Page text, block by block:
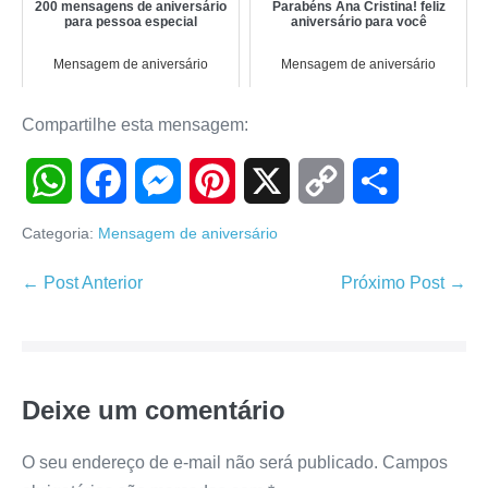
200 mensagens de aniversário
para pessoa especial
Mensagem de aniversário
Parabéns Ana Cristina! feliz
aniversário para você
Mensagem de aniversário
Compartilhe esta mensagem:
W
s
A
a
b
o
e
n
e
r
X
i
Categoria: Mensagem de aniversário
Navegação
← Post Anterior Próximo Post →
Deixe um comentário
O seu endereço de e-mail não será publicado. Campos